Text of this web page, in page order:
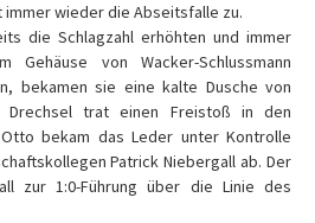
wieder die Abseitsfalle zu.
die Schlagzahl erhöhten und immer
von Wacker-Schlussmann
bekamen sie eine kalte Dusche von
Drechsel trat einen Freistoß in den
bekam das Leder unter Kontrolle
Patrick Niebergall ab. Der
zur 1:0-Führung über die Linie des